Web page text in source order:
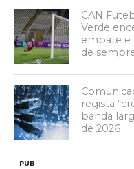
CAN
Verde
empate e
de
regista
banda
de 2026
PUB